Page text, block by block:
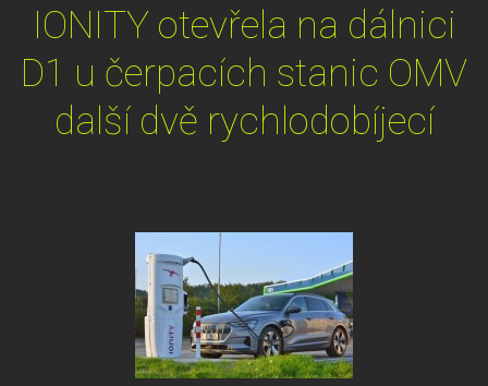
IONITY otevřela na dálnici
D1 u čerpacích stanic OMV
další dvě rychlodobíjecí